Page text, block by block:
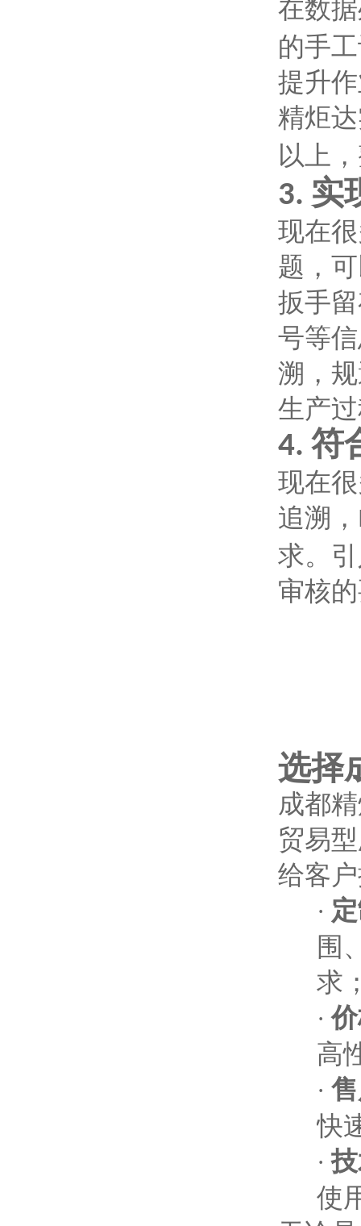
在数
的手
提升
精炬
以上
3. 实
现在
题，
扳手
号等
溯，
生产
4. 符
现在
追溯，
求。
审核
选择
成都
贸易
给客
·
围
求
·
高
·
快
·
使